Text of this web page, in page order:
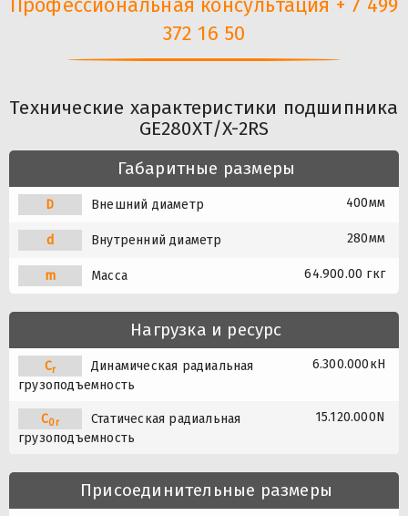
Профессиональная консультация + 7 499
372 16 50
Технические характеристики подшипника
GE280XT/X-2RS
Габаритные размеры
D Внешний диаметр 400мм
d Внутренний диаметр 280мм
m Масса 64.900.00 гкг
Нагрузка и ресурс
Cr
Динамическая радиальная
грузоподъемность
6.300.000кН
C0r
Статическая радиальная
грузоподъемность
15.120.000N
Присоединительные размеры